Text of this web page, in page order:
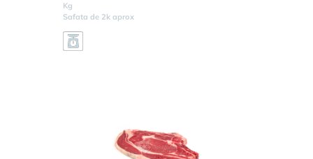
Kg
Safata de 2k aprox